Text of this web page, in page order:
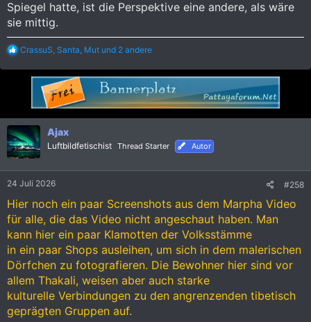
Spiegel hatte, ist die Perspektive eine andere, als wäre
sie mittig.
R
a
o
n
e
n
:
CrassuS, Santa, Mut und 2 andere
Ajax
Luftbildfetischist Thread Starter Autor
24 Juli 2026 #258
Hier noch ein paar Screenshots aus dem Marpha Video
für alle, die das Video nicht angeschaut haben. Man
kann hier ein paar Klamotten der Volksstämme
in ein paar Shops ausleihen, um sich in dem malerischen
Dörfchen zu fotografieren. Die Bewohner hier sind vor
allem Thakali, weisen aber auch starke
kulturelle Verbindungen zu den angrenzenden tibetisch
geprägten Gruppen auf.